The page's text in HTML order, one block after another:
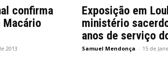
confirma
Macário
2013
Exposição em
ministério
anos de serviço
Samuel Mendonça - 15 de